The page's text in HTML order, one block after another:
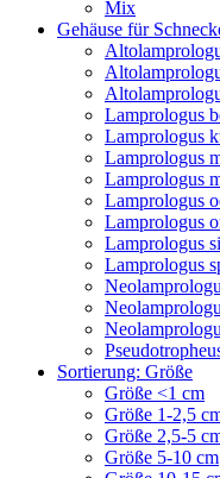
Mix
Gehäuse für
Lamprologus
Lamprologus
Lamprologus
Lamprologus
Lamprologus
Lamprologus
Lamprologus
Lamprologus
Sortierung: Größe
Größe <1 cm
Größe 1-2,5
Größe 2,5-5
Größe 5-10 cm